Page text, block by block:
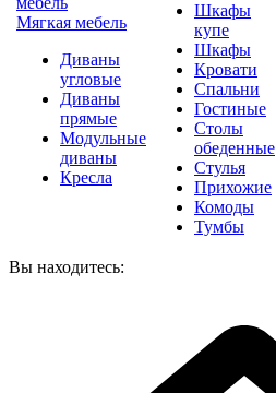
Мягкая мебель
Диваны
угловые
Диваны
прямые
Модульные
диваны
Кресла
Шкафы
купе
Шкафы
Кровати
Спальни
Гостиные
Столы
обеденные
Стулья
Прихожие
Комоды
Тумбы
Вы находитесь: